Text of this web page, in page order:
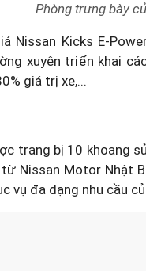
Phòng trưng bày
Nissan Kicks E-
xuyên triển khai
giá trị xe,...
trang bị 10 khoang
Nissan Motor Nhật
vụ đa dạng nhu cầu